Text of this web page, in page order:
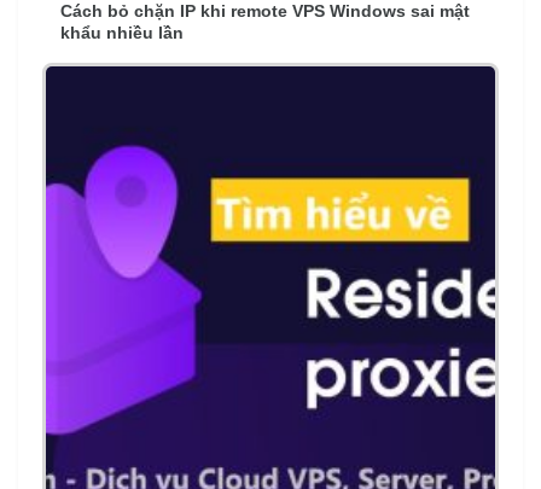
Cách bỏ chặn IP khi remote VPS Windows sai mật
khẩu nhiều lần